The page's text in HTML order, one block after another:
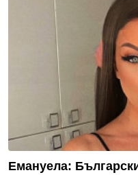
Емануела: